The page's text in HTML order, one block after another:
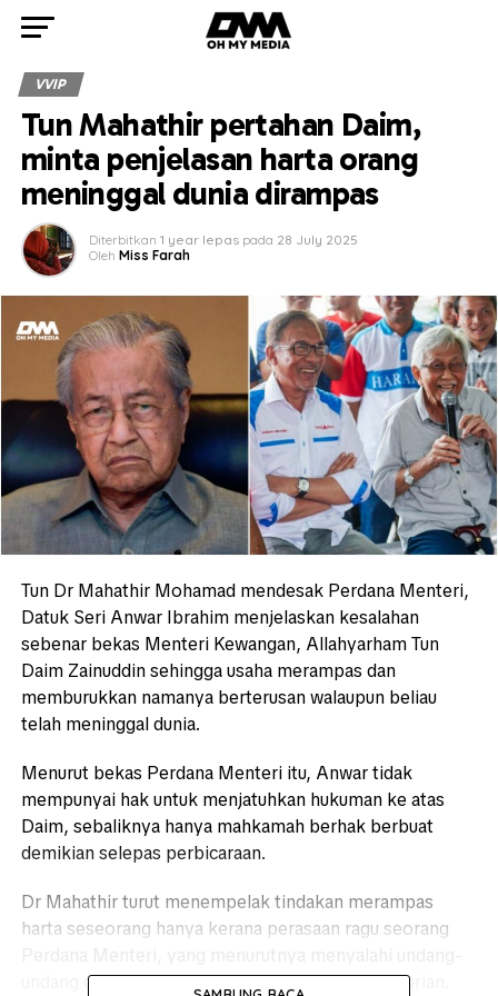
VVIP
Tun Mahathir pertahan Daim,
minta penjelasan harta orang
meninggal dunia dirampas
Diterbitkan 1 year lepas pada 28 July 2025
Oleh Miss Farah
Tun Dr Mahathir Mohamad mendesak Perdana Menteri,
Datuk Seri Anwar Ibrahim menjelaskan kesalahan
sebenar bekas Menteri Kewangan, Allahyarham Tun
Daim Zainuddin sehingga usaha merampas dan
memburukkan namanya berterusan walaupun beliau
telah meninggal dunia.
Menurut bekas Perdana Menteri itu, Anwar tidak
mempunyai hak untuk menjatuhkan hukuman ke atas
Daim, sebaliknya hanya mahkamah berhak berbuat
demikian selepas perbicaraan.
Dr Mahathir turut menempelak tindakan merampas
harta seseorang hanya kerana perasaan ragu seorang
undang dan disifatkan sebagai satu bentuk pencurian.